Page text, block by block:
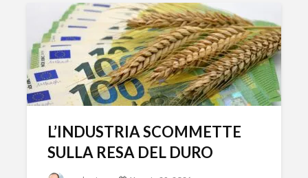
L’INDUSTRIA SCOMMETTE
SULLA RESA DEL DURO